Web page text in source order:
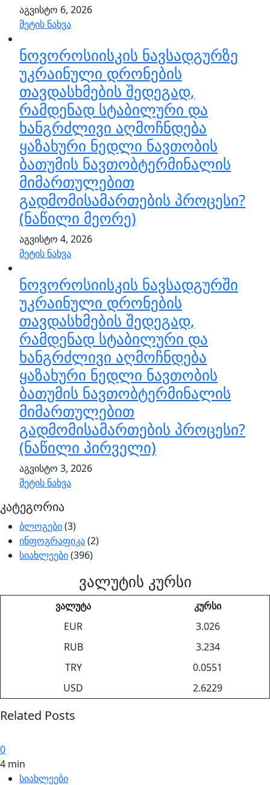
აგვისტო 6, 2026
მეტის ნახვა
ნოვოროსიისკის ნავსადგურზე
უკრაინული დრონების
თავდასხმების შედეგად,
რამდენად სტაბილური და
ხანგრძლივი აღმოჩნდება
ყაზახური ნედლი ნავთობის
ბათუმის ნავთობტერმინალის
მიმართულებით
გადმომისამართების პროცესი?
(ნაწილი მეორე)
აგვისტო 4, 2026
მეტის ნახვა
ნოვოროსიისკის ნავსადგურში
უკრაინული დრონების
თავდასხმების შედეგად,
რამდენად სტაბილური და
ხანგრძლივი აღმოჩნდება
ყაზახური ნედლი ნავთობის
ბათუმის ნავთობტერმინალის
მიმართულებით
გადმომისამართების პროცესი?
(ნაწილი პირველი)
აგვისტო 3, 2026
მეტის ნახვა
კატეგორია
ბლოგები(3)
ინფოგრაფიკა(2)
სიახლეები(396)
ვალუტის კურსი
ვალუტა
კურსი
EUR
3.026
RUB
3.234
TRY
0.0551
USD
2.6229
Related Posts
0
4 min
სიახლეები